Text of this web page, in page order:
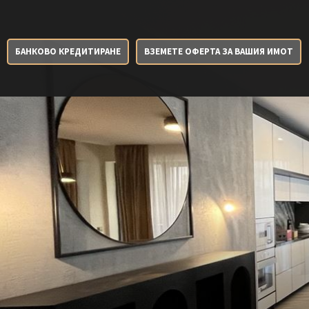
БАНКОВО КРЕДИТИРАНЕ ВЗЕМЕТЕ ОФЕРТА ЗА ВАШИЯ ИМОТ